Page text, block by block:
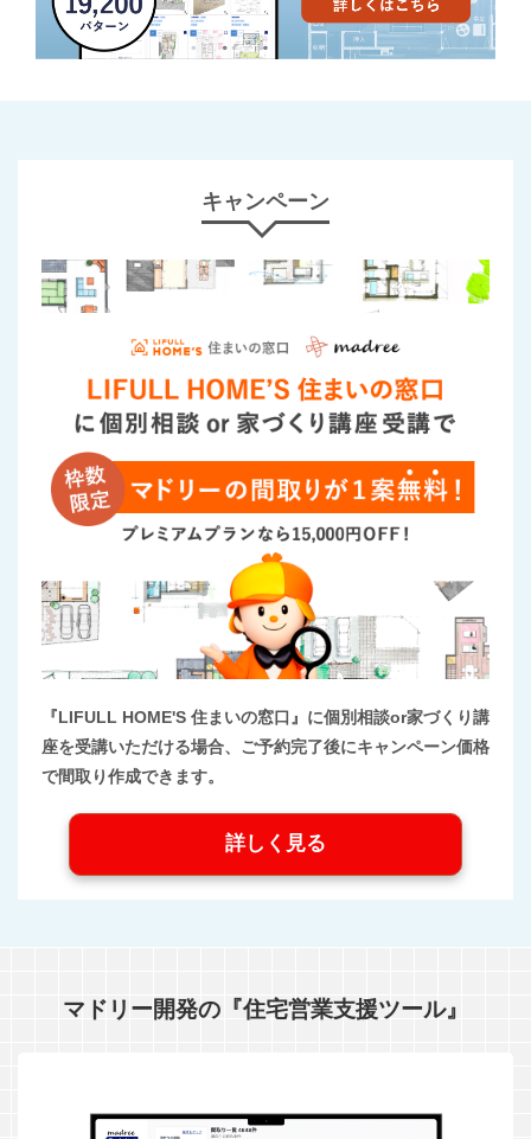
キャンペーン
『LIFULL HOME'S 住まいの窓口』に個別相談or家づくり講
座を受講いただける場合、ご予約完了後にキャンペーン価格
で間取り作成できます。
詳しく見る
マドリー開発の『住宅営業支援ツール』